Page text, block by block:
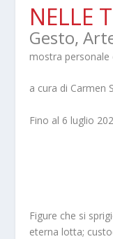
NELLE
Gesto,
mostra personale
a cura di Carmen
Fino al 6 luglio
Figure che si
eterna lotta;